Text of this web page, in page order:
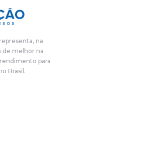
na
de melhor na
para
Brasil.